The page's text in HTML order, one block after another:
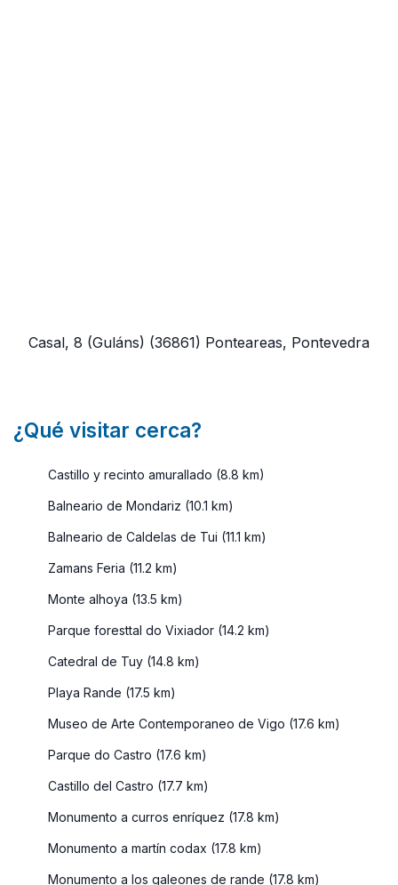
Casal, 8 (Guláns) (36861) Ponteareas, Pontevedra
¿Qué visitar cerca?
Castillo y recinto amurallado (8.8 km)
Balneario de Mondariz (10.1 km)
Balneario de Caldelas de Tui (11.1 km)
Zamans Feria (11.2 km)
Monte alhoya (13.5 km)
Parque foresttal do Vixiador (14.2 km)
Catedral de Tuy (14.8 km)
Playa Rande (17.5 km)
Museo de Arte Contemporaneo de Vigo (17.6 km)
Parque do Castro (17.6 km)
Castillo del Castro (17.7 km)
Monumento a curros enríquez (17.8 km)
Monumento a martín codax (17.8 km)
Monumento a los galeones de rande (17.8 km)